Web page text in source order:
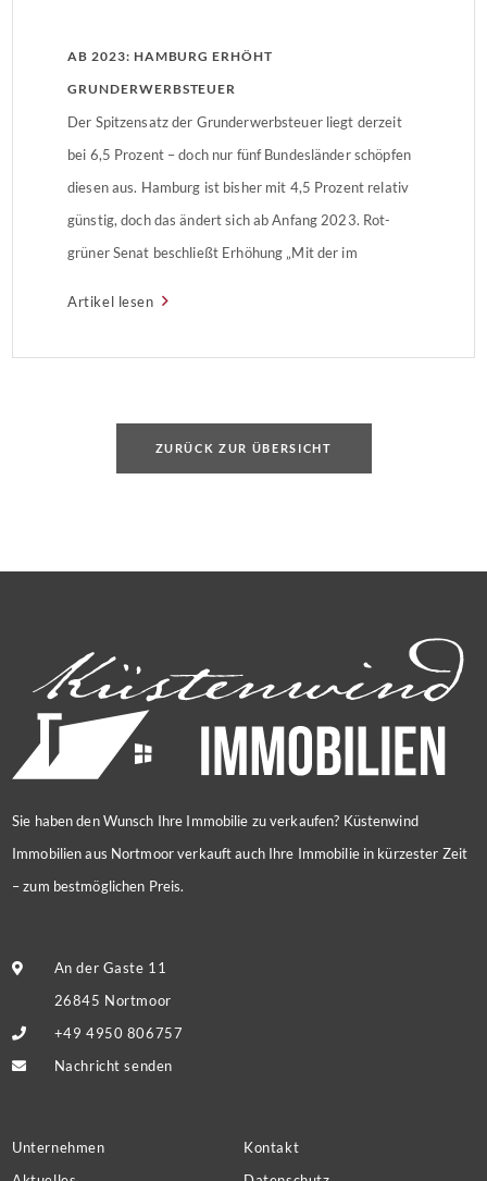
AB 2023: HAMBURG ERHÖHT
GRUNDERWERBSTEUER
Der Spitzensatz der Grunderwerbsteuer liegt derzeit
bei 6,5 Prozent – doch nur fünf Bundesländer schöpfen
diesen aus. Hamburg ist bisher mit 4,5 Prozent relativ
günstig, doch das ändert sich ab Anfang 2023. Rot-
grüner Senat beschließt Erhöhung „Mit der im
Artikel lesen
ZURÜCK ZUR ÜBERSICHT
Sie haben den Wunsch Ihre Immobilie zu verkaufen? Küstenwind
Immobilien aus Nortmoor verkauft auch Ihre Immobilie in kürzester Zeit
– zum bestmöglichen Preis.
An der Gaste 11
26845 Nortmoor
+49 4950 806757
Nachricht senden
Unternehmen
Kontakt